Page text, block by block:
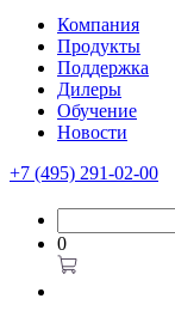
Компания
Продукты
Поддержка
Дилеры
Обучение
Новости
+7 (495) 291-02-00
0